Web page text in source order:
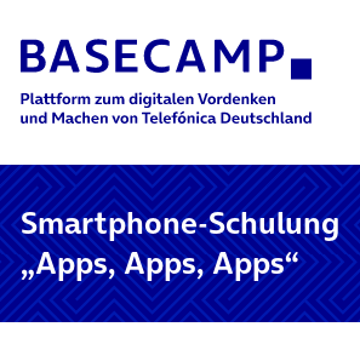
Main Navigation
Smartphone-Schulung
„Apps, Apps, Apps“